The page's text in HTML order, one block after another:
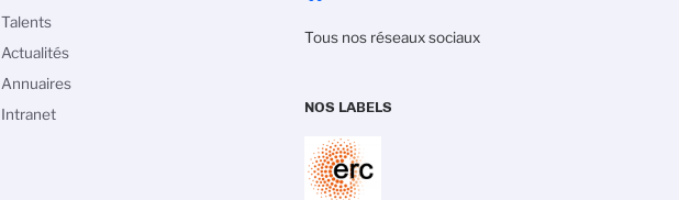
Tous nos réseaux sociaux
NOS LABELS
Talents
Actualités
Annuaires
Intranet